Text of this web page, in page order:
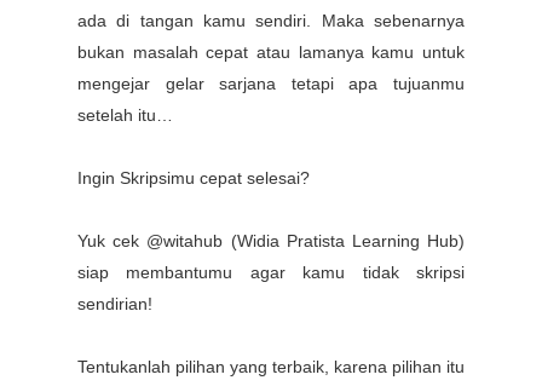
ada di tangan kamu sendiri. Maka sebenarnya
bukan masalah cepat atau lamanya kamu untuk
mengejar gelar sarjana tetapi apa tujuanmu
setelah itu…
Ingin Skripsimu cepat selesai?
Yuk cek @witahub (Widia Pratista Learning Hub)
siap membantumu agar kamu tidak skripsi
sendirian!
Tentukanlah pilihan yang terbaik, karena pilihan itu